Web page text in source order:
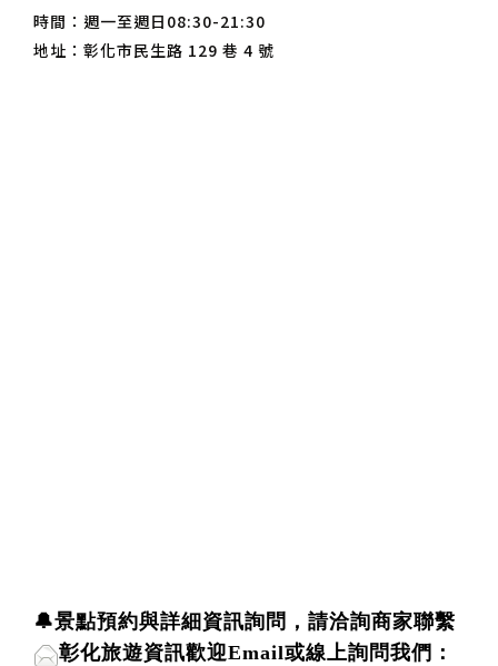
時間：週一至週日08:30-21:30
地址：彰化市民生路 129 巷 4 號
🔔景點預約與詳細資訊詢問，請洽詢商家聯繫
彰化旅遊資訊歡迎Email或線上詢問我們 ：